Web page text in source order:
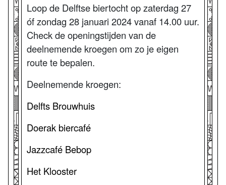
Loop de Delftse biertocht op zaterdag 27
óf zondag 28 januari 2024 vanaf 14.00 uur.
Check de openingstijden van de
deelnemende kroegen om zo je eigen
route te bepalen.
Deelnemende kroegen:
Delfts Brouwhuis
Doerak biercafé
Jazzcafé Bebop
Het Klooster